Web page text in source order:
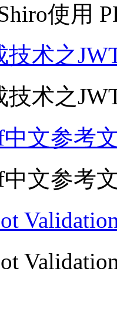
使用
技术之
技术之
中文参考
中文参考